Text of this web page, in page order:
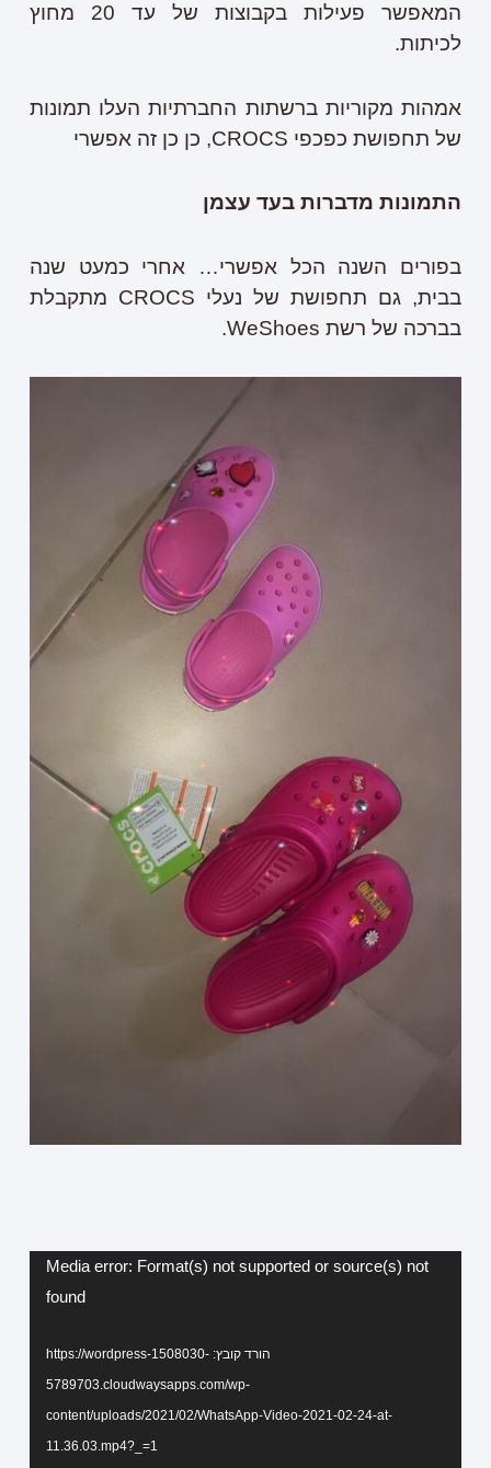
המאפשר פעילות בקבוצות של עד 20 מחוץ
לכיתות.
אמהות מקוריות ברשתות החברתיות העלו תמונות
של תחפושת כפכפי CROCS, כן כן זה אפשרי
התמונות מדברות בעד עצמן
בפורים השנה הכל אפשרי… אחרי כמעט שנה
בבית, גם תחפושת של נעלי CROCS מתקבלת
בברכה של רשת WeShoes.
Media error: Format(s) not supported or source(s) not
found
הורד קובץ: https://wordpress-1508030-
5789703.cloudwaysapps.com/wp-
content/uploads/2021/02/WhatsApp-Video-2021-02-24-at-
11.36.03.mp4?_=1